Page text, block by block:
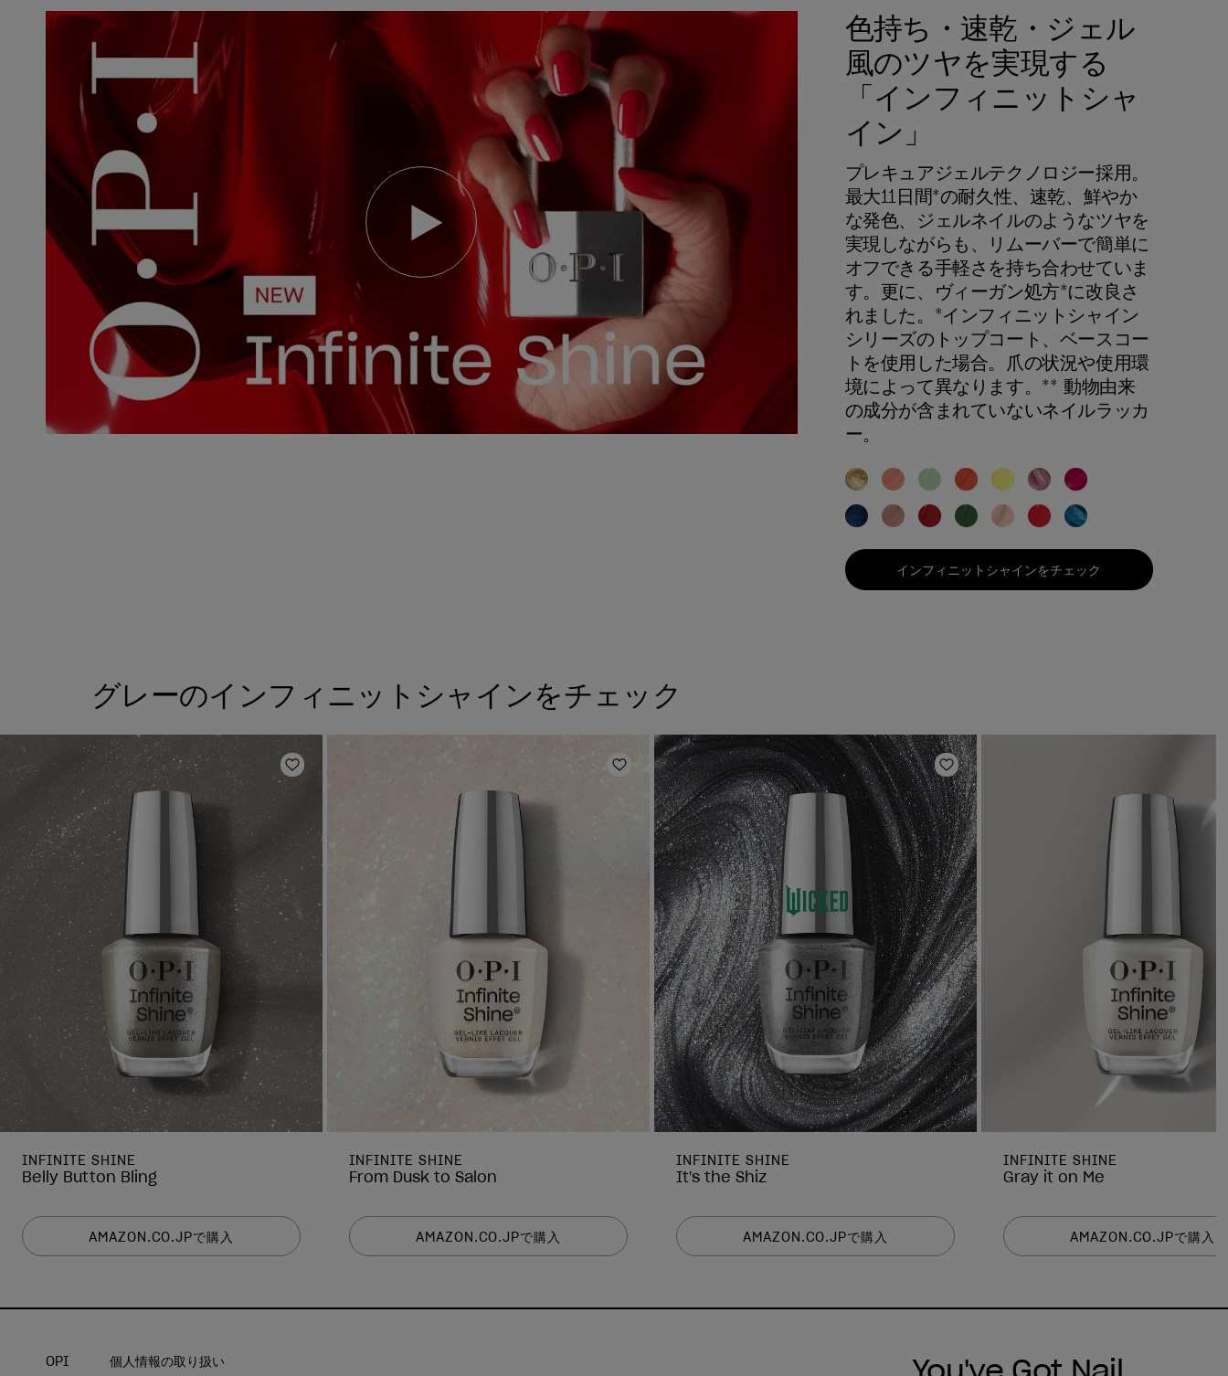
色持ち・速乾・ジェル
風のツヤを実現する
「インフィニットシャ
イン」
プレキュアジェルテクノロジー採用。
最大11日間*の耐久性、速乾、鮮やか
な発色、ジェルネイルのようなツヤを
実現しながらも、リムーバーで簡単に
オフできる手軽さを持ち合わせていま
す。更に、ヴィーガン処方*に改良さ
れました。*インフィニットシャイン
シリーズのトップコート、ベースコー
トを使用した場合。爪の状況や使用環
境によって異なります。** 動物由来
の成分が含まれていないネイルラッカ
ー。
インフィニットシャインをチェック
グレーのインフィニットシャインをチェック
ほしいものリストに追加
INFINITE SHINE
Belly Button Bling
AMAZON.CO.JPで購入
ほしいものリストに追加
INFINITE SHINE
From Dusk to Salon
AMAZON.CO.JPで購入
ほしいものリストに追加
INFINITE SHINE
It's the Shiz
AMAZON.CO.JPで購入
INFINITE SHINE
Gray it on Me
AMAZON.CO.JPで購入
OPI 個人情報の取り扱い